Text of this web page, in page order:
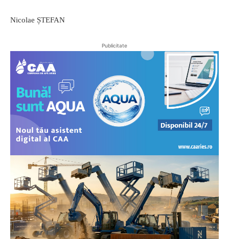
Nicolae ȘTEFAN
Publicitate